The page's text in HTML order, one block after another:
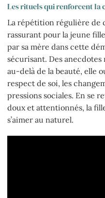
Les rituels qui renforcent la
La répétition régulière de
rassurant pour la jeune
par sa mère dans cette
sécurisant. Des
au-delà de la beauté, elle
respect de soi, les
pressions sociales. En se
doux et attentionnés, la
s’aimer au naturel.